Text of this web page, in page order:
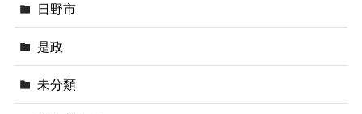
日野市
是政
未分類